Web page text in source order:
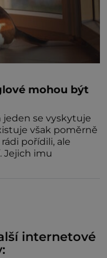
mohou být
jeden se vyskytuje
však poměrně
pořídili, ale
Jejich imu
internetové